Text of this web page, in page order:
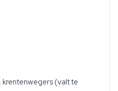
krentenwegers (valt te